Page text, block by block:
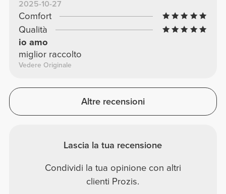
2025-10-27
Comfort
Qualità
io amo
miglior raccolto
Vedere Originale
Altre recensioni
Lascia la tua recensione
Condividi la tua opinione con altri
clienti Prozis.